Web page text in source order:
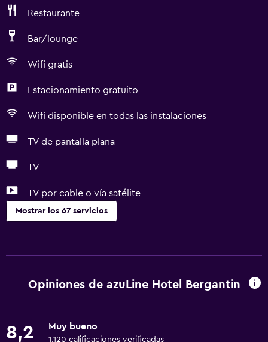
Restaurante
Bar/lounge
Wifi gratis
Estacionamiento gratuito
Wifi disponible en todas las instalaciones
TV de pantalla plana
TV
TV por cable o vía satélite
Mostrar los 67 servicios
Wifi gratis
Extinguidor
Opiniones de azuLine Hotel Bergantin
8,2 Muy bueno
1.120 calificaciones verificadas